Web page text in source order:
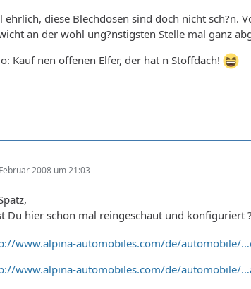
ehrlich, diese Blechdosen sind doch nicht sch?n.
an der wohl ung?nstigsten Stelle mal ganz
Kauf nen offenen Elfer, der hat n Stoffdach!
2008 um 21:03
Du hier schon mal reingeschaut und konfiguriert ?
www.alpina-automobiles.com/de/automobile/
www.alpina-automobiles.com/de/automobile/